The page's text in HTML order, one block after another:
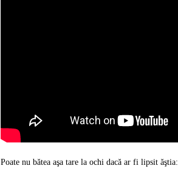
Poate nu bătea aşa tare la ochi dacă ar fi lipsit ăştia: